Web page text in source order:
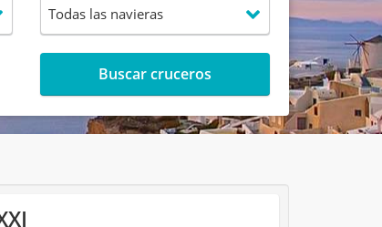
Buscar cruceros